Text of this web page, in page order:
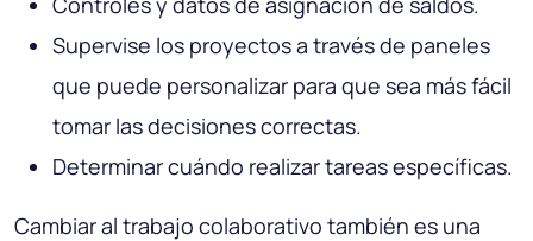
Supervise los proyectos a través de paneles
que puede personalizar para que sea más fácil
tomar las decisiones correctas.
Determinar cuándo realizar tareas específicas.
Cambiar al trabajo colaborativo también es una